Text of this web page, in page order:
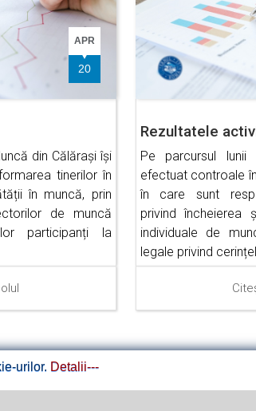
APR
20
din Călărași își
tinerilor în
în muncă, prin
de muncă
participanți la
Rezultatele
Pe parcursul
efectuat controale
în care sunt
privind încheierea
individuale de
legale privind
urilor. Detalii---